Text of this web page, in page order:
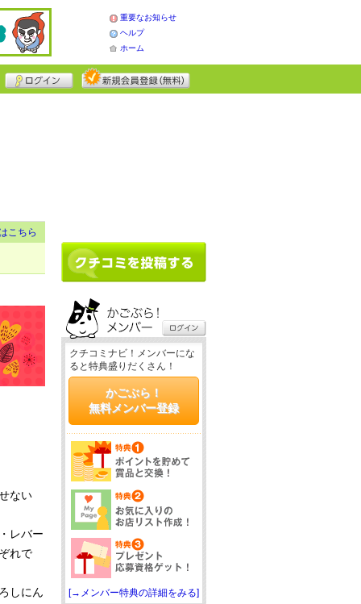
重要なお知らせ
ヘルプ
ホーム
こちら
ない
レバー
れで
しにん
クチコミナビ！メンバーにな
ると特典盛りだくさん！
かごぶら！
無料メンバー登録
[→メンバー特典の詳細をみる]